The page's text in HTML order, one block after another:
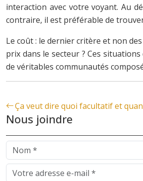
interaction avec votre voyant. Au
contraire, il est préférable de
Le coût : le dernier critère et non
prix dans le secteur ? Ces
de véritables communautés
Ça veut dire quoi facultatif et
Nous joindre